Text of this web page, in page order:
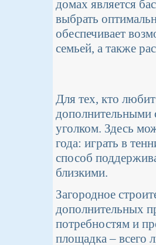
домах является
выбрать
обеспечивает
семьей, а также
Для тех, кто
дополнительными
уголком. Здесь
года: играть в
способ
близкими.
Загородное
дополнительных
потребностям и
площадка – всего